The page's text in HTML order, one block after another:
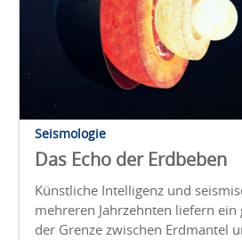
Seismologie
Das Echo der Erdbeben
Künstliche Intelligenz und
mehreren Jahrzehnten liefern ein
der Grenze zwischen Erdmantel